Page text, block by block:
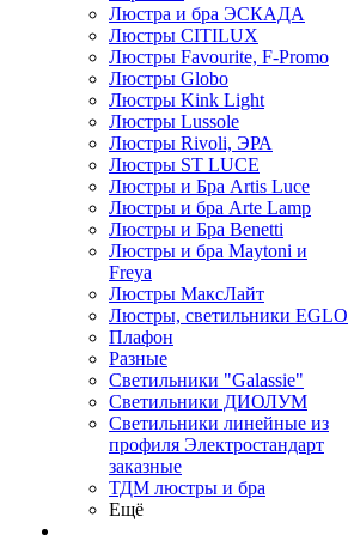
Люстра и бра ЭСКАДА
Люстры CITILUX
Люстры Favourite, F-Promo
Люстры Globo
Люстры Kink Light
Люстры Lussole
Люстры Rivoli, ЭРА
Люстры ST LUCE
Люстры и Бра Artis Luce
Люстры и бра Arte Lamp
Люстры и Бра Benetti
Люстры и бра Maytoni и
Freya
Люстры МаксЛайт
Люстры, светильники EGLO
Плафон
Разные
Светильники "Galassie"
Светильники ДИОЛУМ
Светильники линейные из
профиля Электростандарт
заказные
ТДМ люстры и бра
Ещё